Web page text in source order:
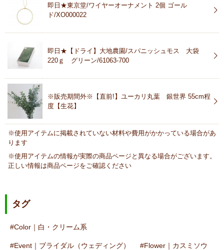
即日★東京堂/ワイヤーオーナメント 2個 ゴール
ド/XO000022
即日★【ドライ】大地農園/スパニッシュモス 大袋
220ｇ グリーン/61063-700
※販売期間外※【直前!】ユーカリ丸葉 銀世界 55cm程
度【生花】
※使用アイテムに掲載されていない材料や費用がかかっている場合があ
ります
※使用アイテムの情報が実際の商品ページと異なる場合がございます。
正しい情報は商品ページをご確認ください
タグ
Color｜白・クリーム系
Event｜ブライダル（ウェディング） Flower｜カスミソウ